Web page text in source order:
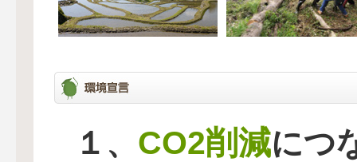
１、 CO2削減につ